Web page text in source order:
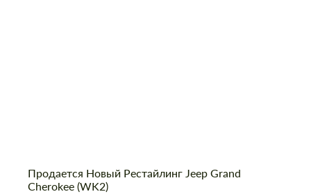
Продается Новый Рестайлинг Jeep Grand
Cherokee (WK2)